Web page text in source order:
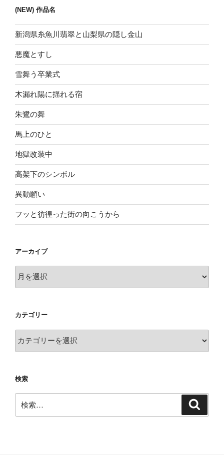
ン
(NEW) 作品名
新潟県糸魚川翡翠と山梨県の隠し金山
悪魔とすし
雪舞う卒業式
木漏れ陽に揺れる宿
朱鷺の舞
馬上のひと
地獄改装中
高架下のシンボル
異動願い
フッと彷徨った街の向こうから
アーカイブ
ー
ブ
カテゴリー
テ
ー
検索
索: